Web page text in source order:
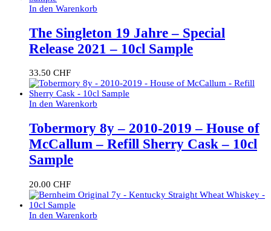
In den Warenkorb
The Singleton 19 Jahre – Special
Release 2021 – 10cl Sample
33.50 CHF
In den Warenkorb
Tobermory 8y – 2010-2019 – House of
McCallum – Refill Sherry Cask – 10cl
Sample
20.00 CHF
In den Warenkorb